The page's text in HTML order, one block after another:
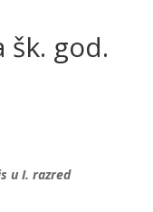
šk. god.
u I. razred